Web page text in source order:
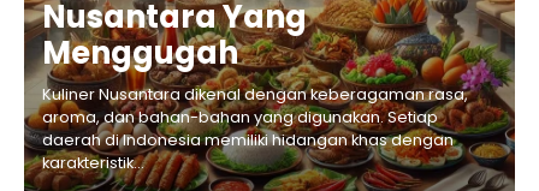
Nusantara Yang
Menggugah
Kuliner Nusantara dikenal dengan keberagaman rasa,
aroma, dan bahan-bahan yang digunakan. Setiap
daerah di Indonesia memiliki hidangan khas dengan
karakteristik…